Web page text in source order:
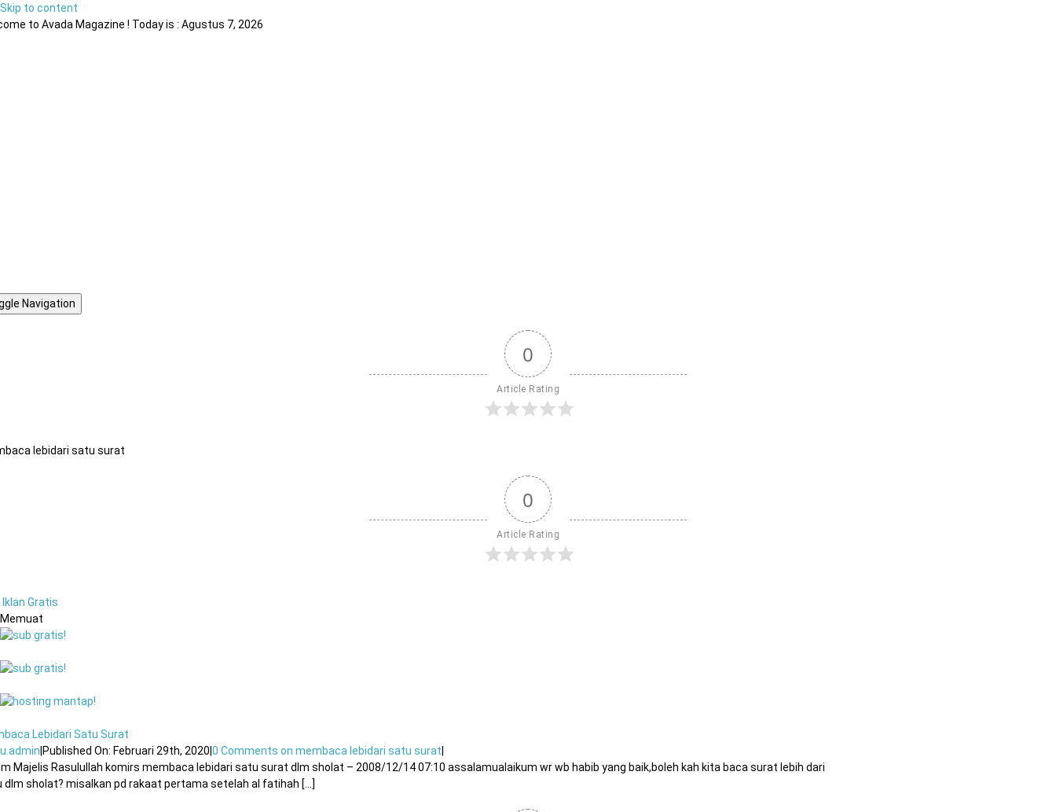
Skip to content
to Avada Magazine ! Today is : Agustus 7, 2026
Navigation
0
Article Rating
lebidari satu surat
0
Article Rating
Iklan Gratis
Memuat
Lebidari Satu Surat
Published On: Februari 29th, 2020 |0 Comments on membaca lebidari satu surat
Majelis Rasulullah komirs membaca lebidari satu surat dlm sholat – 2008/12/14 07:10 assalamualaikum wr wb habib yang baik,boleh kah kita baca surat lebih dari
dlm sholat? misalkan pd rakaat pertama setelah al fatihah [...]